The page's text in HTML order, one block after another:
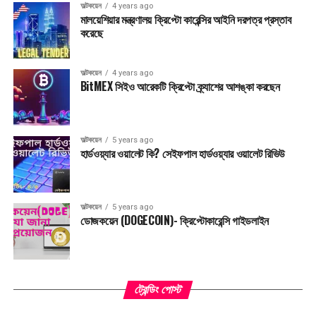
অল্টকয়েন 4 years ago
মালয়েশিয়ার মন্ত্রণালয় ক্রিপ্টো কারেন্সির আইনি দরপত্র প্রস্তাব
করেছে
অল্টকয়েন 4 years ago
BitMEX সিইও আরেকটি ক্রিপ্টো ক্র্যাশের আশঙ্কা করছেন
অল্টকয়েন 5 years ago
হার্ডওয়্যার ওয়ালেট কি? সেইফপাল হার্ডওয়্যার ওয়ালেট রিভিউ
অল্টকয়েন 5 years ago
ডোজকয়েন (DOGECOIN)- ক্রিপ্টোকারেন্সি গাইডলাইন
ট্রেন্ডিং পোস্ট